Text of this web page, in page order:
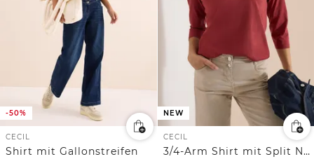
-50%
CECIL
Shirt mit Gallonstreifen
NEW
CECIL
3/4-Arm Shirt mit Split Neck und Elastiksaum